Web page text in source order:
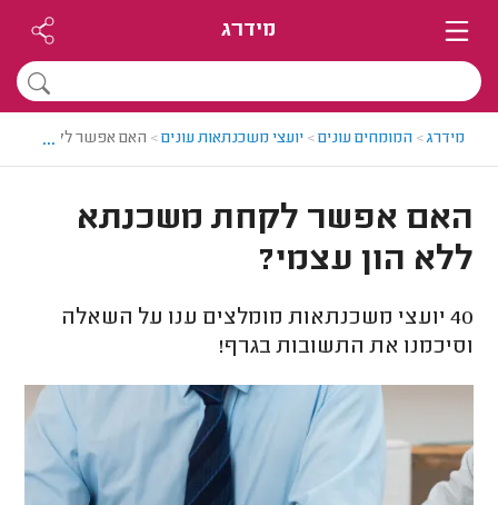
מידרג
מידרג> המומחים עונים> יועצי משכנתאות עונים> האם אפשר לקחת
...
האם אפשר לקחת משכנתא
ללא הון עצמי?
40 יועצי משכנתאות מומלצים ענו על השאלה
וסיכמנו את התשובות בגרף!